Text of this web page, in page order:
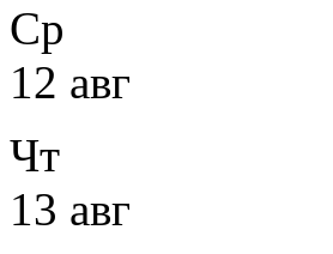
Ср
12 авг
Чт
13 авг